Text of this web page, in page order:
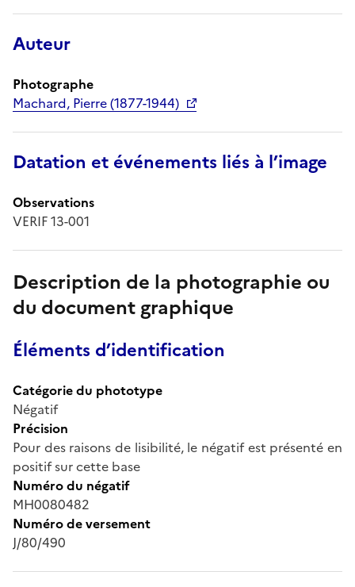
Auteur
Photographe
Machard, Pierre (1877-1944)
Datation et événements liés à l’image
Observations
VERIF 13-001
Description de la photographie ou
du document graphique
Éléments d’identification
Catégorie du phototype
Négatif
Précision
Pour des raisons de lisibilité, le négatif est présenté en
positif sur cette base
Numéro du négatif
MH0080482
Numéro de versement
J/80/490